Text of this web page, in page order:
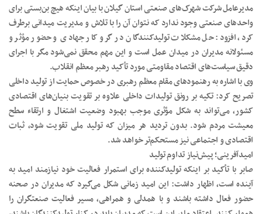
مدیرعامل شرکت شهرک‌های صنعتی استان گیلان با بیان اینکه هیچ بن‌بستی برای
واحدهای صنعتی وجود ندارد که نتوان آن را با تلاش و مدیریت میدانی برطرف
کرد، افزود: حل مشکلات تولیدکنندگان در گرو کار جهادی و حضور مؤثر و
مسئولانه مدیران در میدان عمل است و این مهم محقق نمی‌شود مگر با اجرای
دقیق سیاست‌های اقتصاد مقاومتی مورد تأکید رهبر معظم انقلاب.
وی با اشاره به رهنمودهای مقام معظم رهبری در خصوص حمایت از تولید داخلی
تصریح کرد: تکیه بر رونق تولیدات داخلی علاوه بر تقویت بنیان‌های اقتصادی
کشور، می‌تواند به شکل مؤثری موجب بهبود وضعیت اشتغال و ارتقاء سطح
معیشت مردم شود. بدون تردید هر میزان که تولید ملی تقویت شود، ثبات
اقتصادی و اجتماعی نیز مستحکم‌تر خواهد شد.
امیدآفرینی؛ پیش‌نیاز تداوم تولید
صابر با تأکید بر اینکه تولیدکننده برای استمرار فعالیت خود نیازمند امید به
آینده است، اظهار داشت: این امید زمانی شکل می‌گیرد که مدیران در صحنه
حضور فعال داشته باشند و با همدلی و همراهی، مسیر فعالیت صنعتگران را